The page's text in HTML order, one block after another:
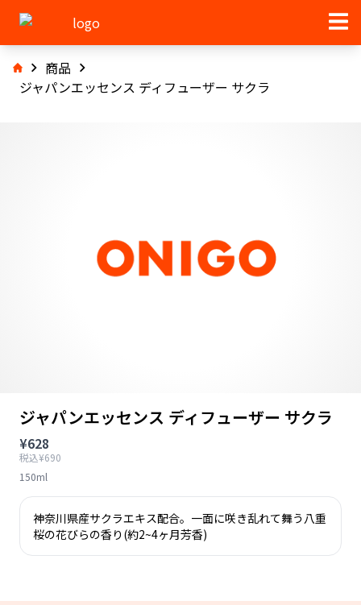
商品
ジャパンエッセンス ディフューザー サクラ
ジャパンエッセンス ディフューザー サクラ
¥628
税込¥690
150ml
神奈川県産サクラエキス配合。一面に咲き乱れて舞う八重
桜の花びらの香り(約2~4ヶ月芳香)